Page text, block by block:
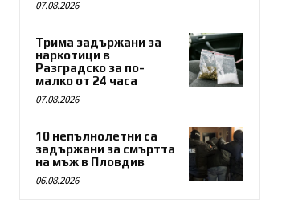
07.08.2026
Трима задържани за
наркотици в
Разградско за по-
малко от 24 часа
07.08.2026
10 непълнолетни са
задържани за смъртта
на мъж в Пловдив
06.08.2026